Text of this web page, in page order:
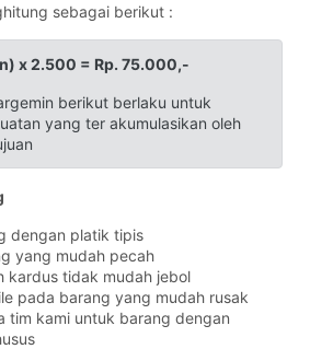
sebagai berikut :
x 2.500 = Rp. 75.000,-
berikut berlaku untuk
yang ter akumulasikan oleh
dengan platik tipis
yang mudah pecah
kardus tidak mudah jebol
pada barang yang mudah rusak
tim kami untuk barang dengan